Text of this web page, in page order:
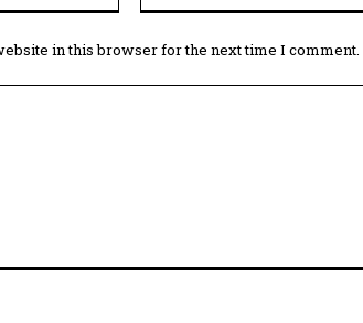
in this browser for the next time I comment.